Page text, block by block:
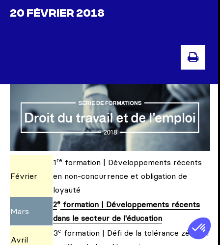
20 FÉVRIER 2018
Février
1re formation | Développements récents
en non-concurrence et obligation de
loyauté
Mars
2e formation | Développements récents
dans le secteur de l'éducation
Avril
3e formation | Défi de la tolérance zéro en